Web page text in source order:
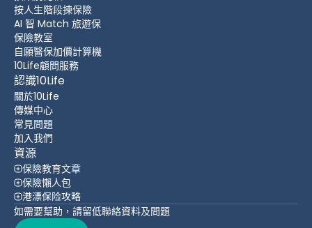
按人生階段揀保險
AI 智 Match 旅遊保
保險教室
自願醫保加價計算機
10Life顧問服務
認識10Life
關於10Life
傳媒中心
常見問題
加入我們
資源
保險教育文章
保險懶人包
港漂保险攻略
如需要幫助，請留低聯絡資料及問題